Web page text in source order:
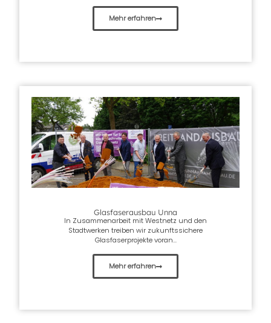
Mehr erfahren
Glasfaserausbau Unna
In Zusammenarbeit mit Westnetz und den
Stadtwerken treiben wir zukunftssichere
Glasfaserprojekte voran...
Mehr erfahren